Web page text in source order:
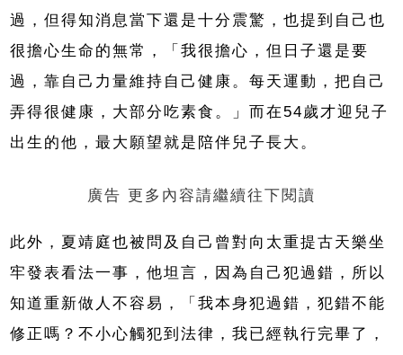
過，但得知消息當下還是十分震驚，也提到自己也
很擔心生命的無常，「我很擔心，但日子還是要
過，靠自己力量維持自己健康。每天運動，把自己
弄得很健康，大部分吃素食。」而在54歲才迎兒子
出生的他，最大願望就是陪伴兒子長大。
廣告 更多內容請繼續往下閱讀
此外，夏靖庭也被問及自己曾對向太重提古天樂坐
牢發表看法一事，他坦言，因為自己犯過錯，所以
知道重新做人不容易，「我本身犯過錯，犯錯不能
修正嗎？不小心觸犯到法律，我已經執行完畢了，